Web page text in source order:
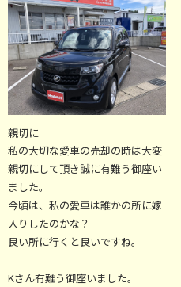
親切に
私の大切な愛車の売却の時は大変
親切にして頂き誠に有難う御座い
ました。
今頃は、私の愛車は誰かの所に嫁
入りしたのかな？
良い所に行くと良いですね。
Kさん有難う御座いました。